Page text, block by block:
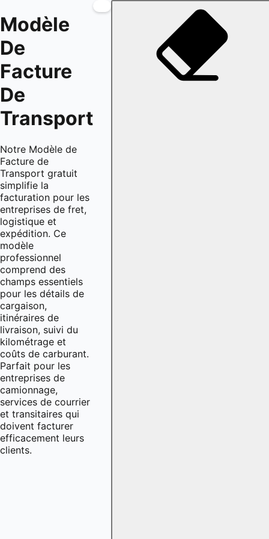
Modèle
De
Facture
De
Transport
Notre Modèle de
Facture de
Transport gratuit
simplifie la
facturation pour les
entreprises de fret,
logistique et
expédition. Ce
modèle
professionnel
comprend des
champs essentiels
pour les détails de
cargaison,
itinéraires de
livraison, suivi du
kilométrage et
coûts de carburant.
Parfait pour les
entreprises de
camionnage,
services de courrier
et transitaires qui
doivent facturer
efficacement leurs
clients.